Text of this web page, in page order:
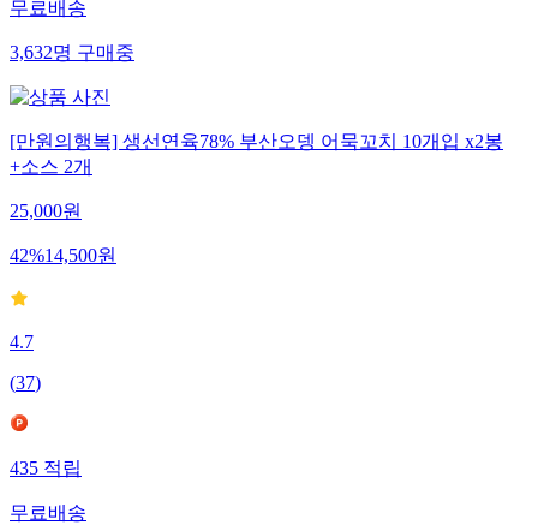
무료배송
3,632명구매중
[만원의행복] 생선연육78% 부산오뎅 어묵꼬치 10개입 x2봉
+소스 2개
25,000원
42%14,500원
4.7
(37)
435적립
무료배송